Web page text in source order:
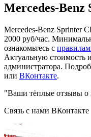
Mercedes-Benz
Mercedes-Benz Sprinter
2000 руб/час.
ознакомьтесь с
Актуальную стоимость
администратора.
или ВКонтакте.
"Ваши тёплые отзывы о
Связь с нами ВКонтакте